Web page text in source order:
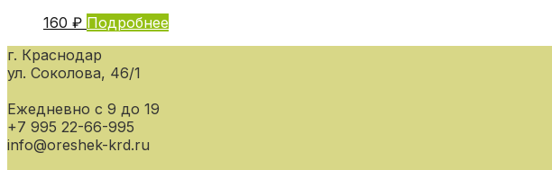
160 ₽ Подробнее
г. Краснодар
ул. Соколова, 46/1
Ежедневно с 9 до 19
+7 995 22-66-995
info@oreshek-krd.ru